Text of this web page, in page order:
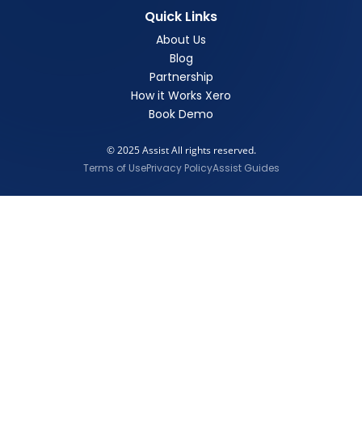
Quick Links
About Us
Blog
Partnership
How it Works Xero
Book Demo
© 2025 Assist All rights reserved.
Terms of UsePrivacy PolicyAssist Guides